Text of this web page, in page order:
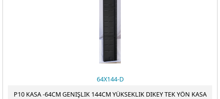
64X144-D
P10 KASA -64CM GENIŞLIK 144CM YÜKSEKLIK DIKEY TEK YÖN KASA